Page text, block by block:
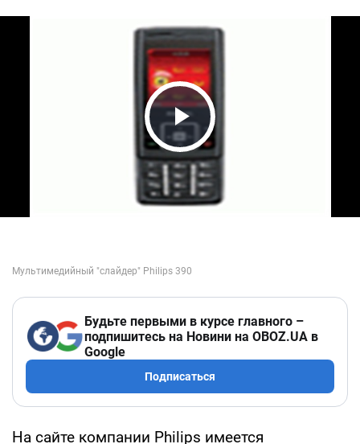
Play Video
Будьте первыми в курсе главного –
подпишитесь на Новини на OBOZ.UA в
Google
Подписаться
На сайте компании Philips имеется